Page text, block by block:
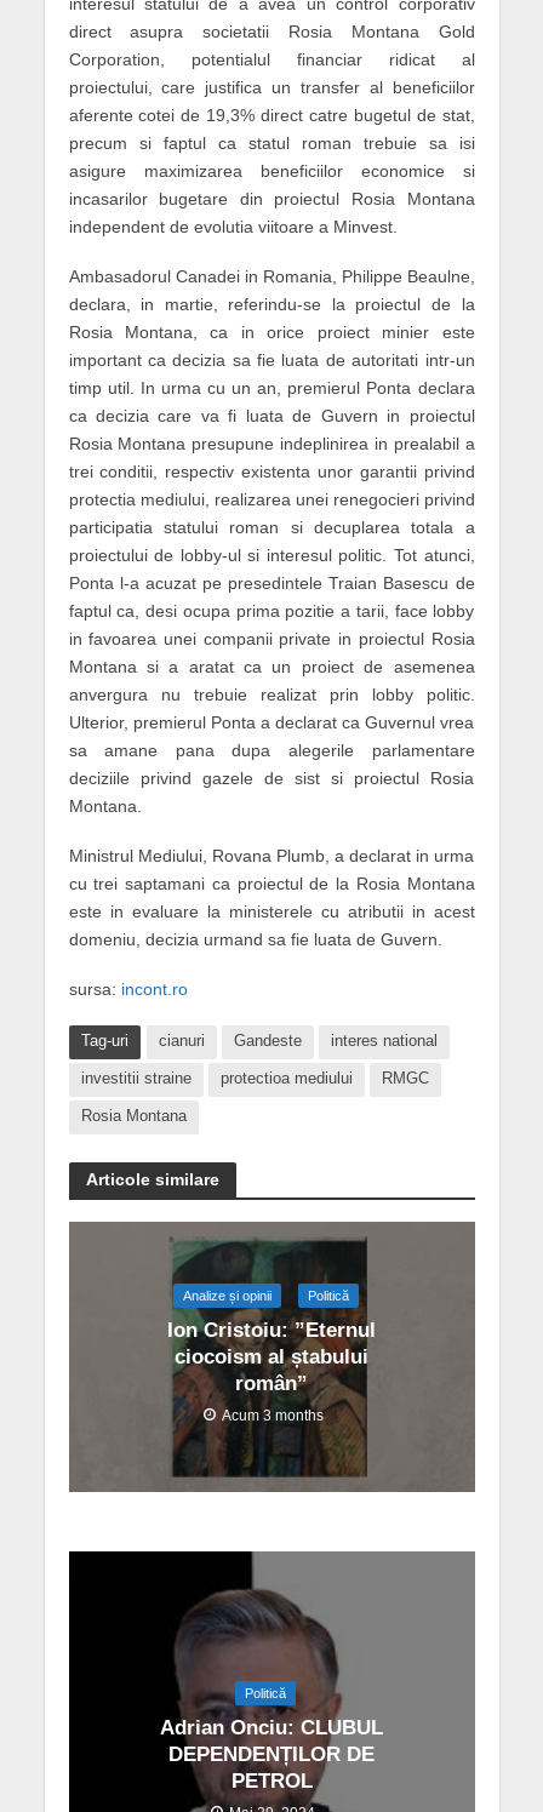
direct asupra societatii Rosia Montana Gold
Corporation, potentialul financiar ridicat al
proiectului, care justifica un transfer al beneficiilor
aferente cotei de 19,3% direct catre bugetul de stat,
precum si faptul ca statul roman trebuie sa isi
asigure maximizarea beneficiilor economice si
incasarilor bugetare din proiectul Rosia Montana
independent de evolutia viitoare a Minvest.
Ambasadorul Canadei in Romania, Philippe Beaulne,
declara, in martie, referindu-se la proiectul de la
Rosia Montana, ca in orice proiect minier este
important ca decizia sa fie luata de autoritati intr-un
timp util. In urma cu un an, premierul Ponta declara
ca decizia care va fi luata de Guvern in proiectul
Rosia Montana presupune indeplinirea in prealabil a
trei conditii, respectiv existenta unor garantii privind
protectia mediului, realizarea unei renegocieri privind
participatia statului roman si decuplarea totala a
proiectului de lobby-ul si interesul politic. Tot atunci,
Ponta l-a acuzat pe presedintele Traian Basescu de
faptul ca, desi ocupa prima pozitie a tarii, face lobby
in favoarea unei companii private in proiectul Rosia
Montana si a aratat ca un proiect de asemenea
anvergura nu trebuie realizat prin lobby politic.
Ulterior, premierul Ponta a declarat ca Guvernul vrea
sa amane pana dupa alegerile parlamentare
deciziile privind gazele de sist si proiectul Rosia
Montana.
Ministrul Mediului, Rovana Plumb, a declarat in urma
cu trei saptamani ca proiectul de la Rosia Montana
este in evaluare la ministerele cu atributii in acest
domeniu, decizia urmand sa fie luata de Guvern.
sursa: incont.ro
Tag-uri cianuri Gandeste interes national
investitii straine protectioa mediului RMGC
Rosia Montana
Articole similare
Analize și opinii Politică
Ion Cristoiu: ”Eternul
ciocoism al ștabului
român”
Acum 3 months
Politică
Adrian Onciu: CLUBUL
DEPENDENȚILOR DE
PETROL